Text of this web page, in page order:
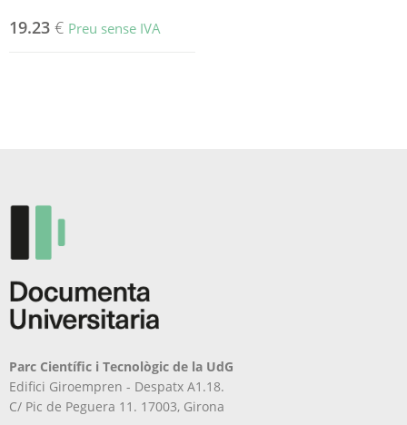
19.23 € Preu sense IVA
Parc Científic i Tecnològic de la UdG
Edifici Giroempren - Despatx A1.18.
C/ Pic de Peguera 11. 17003, Girona